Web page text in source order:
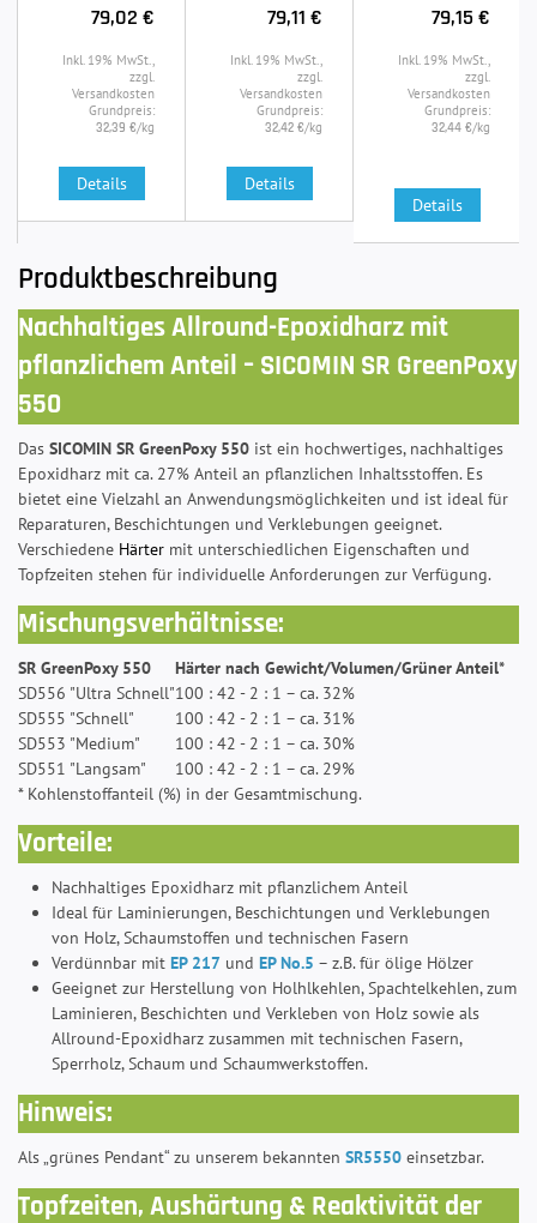
79,02 €
Inkl. 19% MwSt.,
zzgl.
Versandkosten
Grundpreis:
32,39 €/kg
Details
79,11 €
Inkl. 19% MwSt.,
zzgl.
Versandkosten
Grundpreis:
32,42 €/kg
Details
79,15 €
Inkl. 19% MwSt.,
zzgl.
Versandkosten
Grundpreis:
32,44 €/kg
Details
Produktbeschreibung
Nachhaltiges Allround-Epoxidharz mit
pflanzlichem Anteil – SICOMIN SR GreenPoxy
550
Das SICOMIN SR GreenPoxy 550 ist ein hochwertiges, nachhaltiges
Epoxidharz mit ca. 27% Anteil an pflanzlichen Inhaltsstoffen. Es
bietet eine Vielzahl an Anwendungsmöglichkeiten und ist ideal für
Reparaturen, Beschichtungen und Verklebungen geeignet.
Verschiedene Härter mit unterschiedlichen Eigenschaften und
Topfzeiten stehen für individuelle Anforderungen zur Verfügung.
Mischungsverhältnisse:
SR GreenPoxy 550
Härter nach Gewicht/Volumen/Grüner Anteil*
SD556 "Ultra Schnell"100 : 42 - 2 : 1 – ca. 32%
SD555 "Schnell"
100 : 42 - 2 : 1 – ca. 31%
SD553 "Medium"
100 : 42 - 2 : 1 – ca. 30%
SD551 "Langsam"
100 : 42 - 2 : 1 – ca. 29%
* Kohlenstoffanteil (%) in der Gesamtmischung.
Vorteile:
Nachhaltiges Epoxidharz mit pflanzlichem Anteil
Ideal für Laminierungen, Beschichtungen und Verklebungen
von Holz, Schaumstoffen und technischen Fasern
Verdünnbar mit EP 217 und EP No.5 – z.B. für ölige Hölzer
Geeignet zur Herstellung von Holhlkehlen, Spachtelkehlen, zum
Laminieren, Beschichten und Verkleben von Holz sowie als
Allround-Epoxidharz zusammen mit technischen Fasern,
Sperrholz, Schaum und Schaumwerkstoffen.
Hinweis:
Als „grünes Pendant“ zu unserem bekannten SR5550 einsetzbar.
Topfzeiten, Aushärtung & Reaktivität der